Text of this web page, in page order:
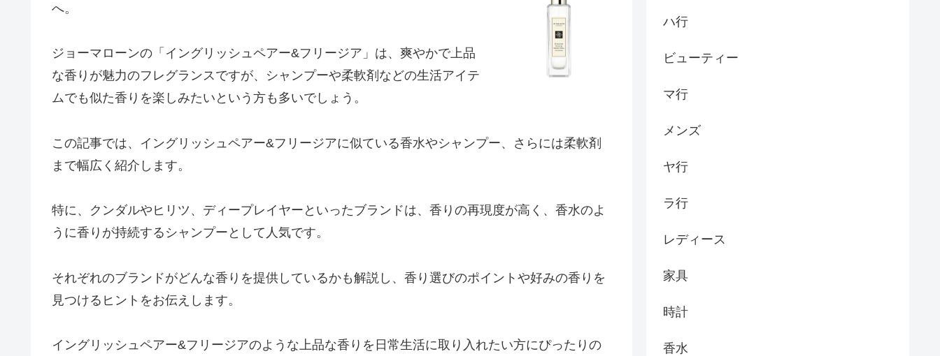
へ。
ジョーマローンの「イングリッシュペアー&フリージア」は、爽やかで上品
な香りが魅力のフレグランスですが、シャンプーや柔軟剤などの生活アイテ
ムでも似た香りを楽しみたいという方も多いでしょう。
この記事では、イングリッシュペアー&フリージアに似ている香水やシャンプー、さらには柔軟剤
まで幅広く紹介します。
特に、クンダルやヒリツ、ディープレイヤーといったブランドは、香りの再現度が高く、香水のよ
うに香りが持続するシャンプーとして人気です。
それぞれのブランドがどんな香りを提供しているかも解説し、香り選びのポイントや好みの香りを
見つけるヒントをお伝えします。
イングリッシュペアー&フリージアのような上品な香りを日常生活に取り入れたい方にぴったりの
ハ行
ビューティー
マ行
メンズ
ヤ行
ラ行
レディース
家具
時計
香水